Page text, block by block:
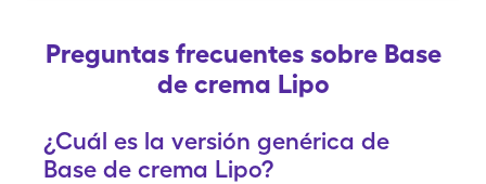
Preguntas frecuentes sobre Base
de crema Lipo
¿Cuál es la versión genérica de
Base de crema Lipo?